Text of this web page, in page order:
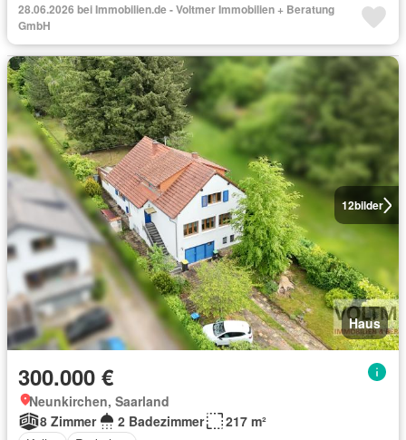
28.06.2026 bei Immobilien.de - Voltmer Immobilien + Beratung
GmbH
12bilder
Haus
300.000 €
Neunkirchen, Saarland
8 Zimmer
2 Badezimmer
217 m²